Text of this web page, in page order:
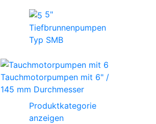
5"
Tiefbrunnenpumpen
Typ SMB
Tauchmotorpumpen mit 6" /
145 mm Durchmesser
Produktkategorie
anzeigen